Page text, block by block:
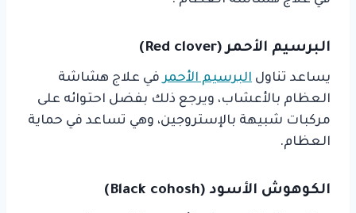
البرسيم الأحمر (Red clover)
يساعد تناول البرسيم الأحمرفي علاج هشاشة
العظام بالأعشاب، ويرجع ذلك بفضل احتوائه على
مركبات شبيهة بالإستروجين، وهي تساعد في حماية
العظام.
الكوهوش الأسود (Black cohosh)